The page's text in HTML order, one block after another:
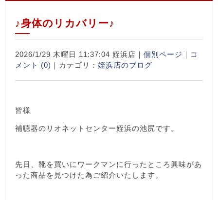
♪身体のリカバリー♪
2026/1/29 木曜日 11:37:04 姪浜店｜ 個別ページ ｜ コ
メント (0) ｜カテゴリ： 姪浜店のブログ
皆様
補聴器のリオネットセンター姪浜の池尻です。
先日、靴を買いにワークマンに行ったところ興味があ
った商品を見つけた為ご紹介いたします。